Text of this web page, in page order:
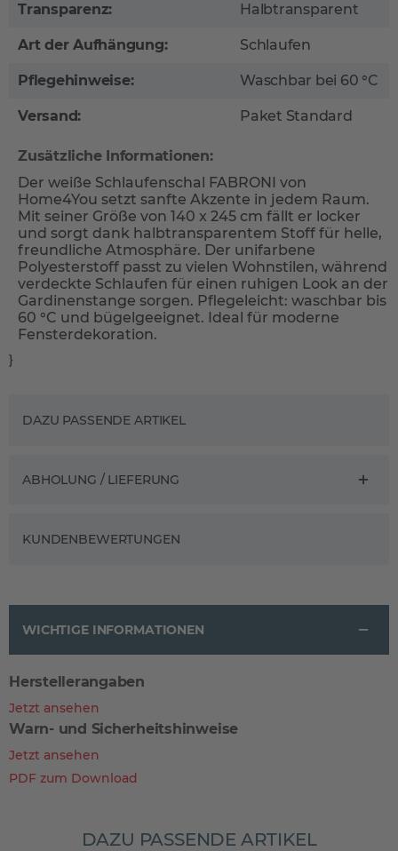
Transparenz: Halbtransparent
Art der Aufhängung: Schlaufen
Pflegehinweise: Waschbar bei 60 °C
Versand: Paket Standard
Zusätzliche Informationen:
Der weiße Schlaufenschal FABRONI von
Home4You setzt sanfte Akzente in jedem Raum.
Mit seiner Größe von 140 x 245 cm fällt er locker
und sorgt dank halbtransparentem Stoff für helle,
freundliche Atmosphäre. Der unifarbene
Polyesterstoff passt zu vielen Wohnstilen, während
verdeckte Schlaufen für einen ruhigen Look an der
Gardinenstange sorgen. Pflegeleicht: waschbar bis
60 °C und bügelgeeignet. Ideal für moderne
Fensterdekoration.
}
DAZU PASSENDE ARTIKEL
ABHOLUNG / LIEFERUNG
KUNDENBEWERTUNGEN
WICHTIGE INFORMATIONEN
Herstellerangaben
Jetzt ansehen
Warn- und Sicherheitshinweise
Jetzt ansehen
PDF zum Download
DAZU PASSENDE ARTIKEL